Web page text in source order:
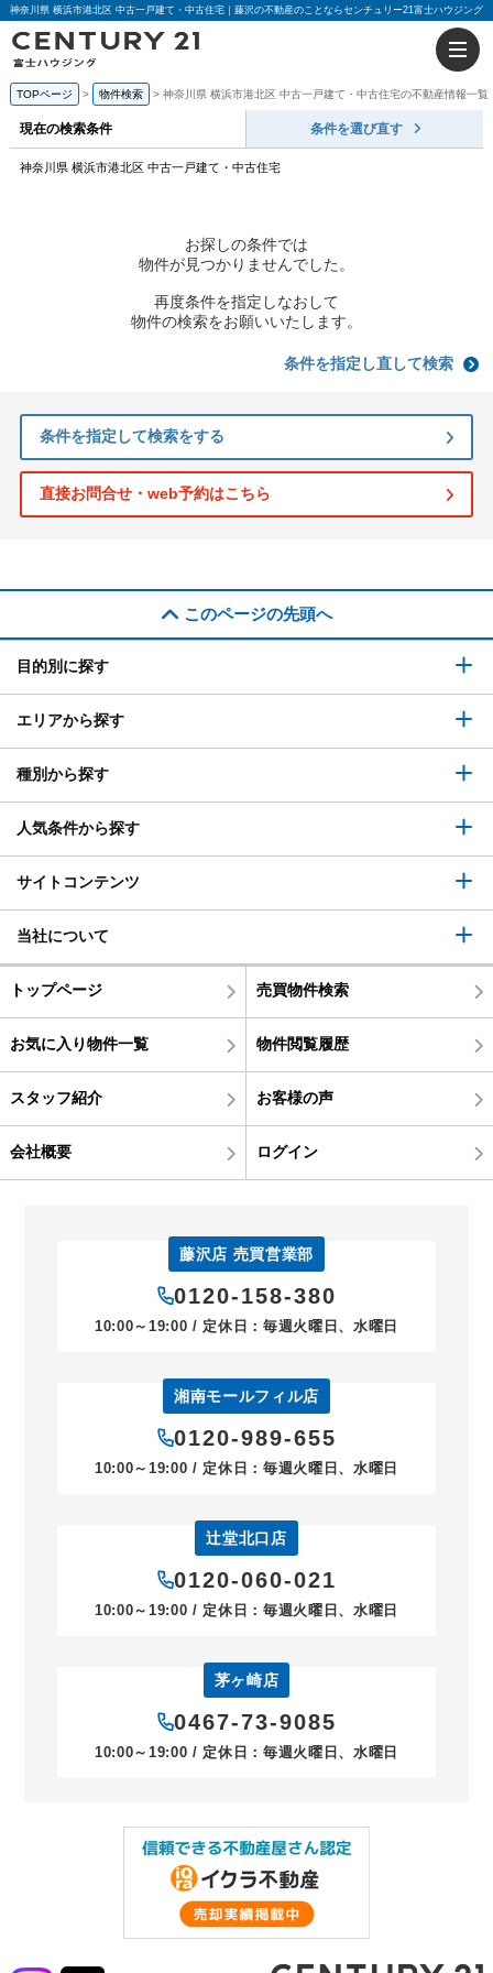
神奈川県 横浜市港北区 中古一戸建て・中古住宅｜藤沢の不動産のことならセンチュリー21富士ハウジング
TOPページ 物件検索 神奈川県 横浜市港北区 中古一戸建て・中古住宅の不動産情報一覧
現在の検索条件 条件を選び直す
神奈川県 横浜市港北区 中古一戸建て・中古住宅
お探しの条件では
物件が見つかりませんでした。
再度条件を指定しなおして
物件の検索をお願いいたします。
条件を指定し直して検索
条件を指定して検索をする
直接お問合せ・web予約はこちら
このページの先頭へ
目的別に探す
エリアから探す
種別から探す
人気条件から探す
サイトコンテンツ
当社について
トップページ 売買物件検索
お気に入り物件一覧 物件閲覧履歴
スタッフ紹介 お客様の声
会社概要 ログイン
藤沢店 売買営業部
0120-158-380
10:00～19:00 / 定休日：毎週火曜日、水曜日
湘南モールフィル店
0120-989-655
10:00～19:00 / 定休日：毎週火曜日、水曜日
辻堂北口店
0120-060-021
10:00～19:00 / 定休日：毎週火曜日、水曜日
茅ヶ崎店
0467-73-9085
10:00～19:00 / 定休日：毎週火曜日、水曜日